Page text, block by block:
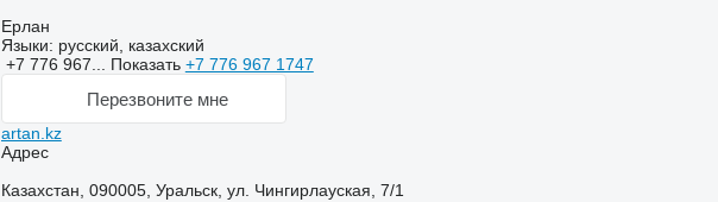
Ерлан
Языки: русский, казахский
+7 776 967... Показать +7 776 967 1747
Перезвоните мне
artan.kz
Адрес
Казахстан, 090005, Уральск, ул. Чингирлауская, 7/1